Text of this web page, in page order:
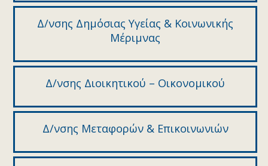
Δ/νσης Δημόσιας Υγείας & Κοινωνικής
Μέριμνας
Δ/νσης Διοικητικού – Οικονομικού
Δ/νσης Μεταφορών & Επικοινωνιών